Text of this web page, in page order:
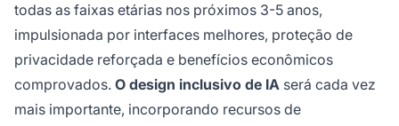
todas as faixas etárias nos próximos 3-5 anos,
impulsionada por interfaces melhores, proteção de
privacidade reforçada e benefícios econômicos
comprovados. O design inclusivo de IA será cada vez
mais importante, incorporando recursos de